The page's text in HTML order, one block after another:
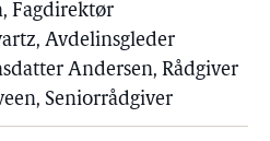
Fagdirektør
Avdelinsgleder
Andersen, Rådgiver
Seniorrådgiver